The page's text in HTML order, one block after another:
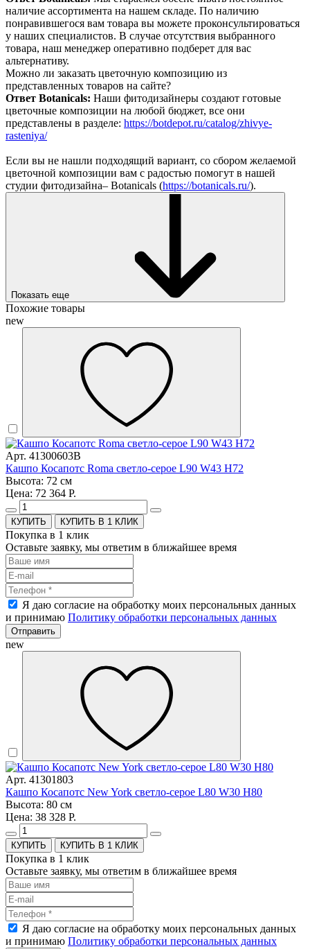
наличие ассортимента на нашем складе. По наличию
понравившегося вам товара вы можете проконсультироваться
у наших специалистов. В случае отсутствия выбранного
товара, наш менеджер оперативно подберет для вас
альтернативу.
Можно ли заказать цветочную композицию из
представленных товаров на сайте?
Ответ Botanicals: Наши фитодизайнеры создают готовые
цветочные композиции на любой бюджет, все они
представлены в разделе: https://botdepot.ru/catalog/zhivye-
rasteniya/
Если вы не нашли подходящий вариант, со сбором желаемой
цветочной композиции вам с радостью помогут в нашей
студии фитодизайна– Botanicals (https://botanicals.ru/).
Показать еще
Похожие товары
new
Арт. 41300603B
Кашпо Косапотс Roma светло-серое L90 W43 H72
Высота: 72 см
Цена: 72 364 Р.
КУПИТЬ В 1 КЛИК
Покупка в 1 клик
Оставьте заявку, мы ответим в ближайшее время
Я даю согласие на обработку моих персональных данных
и принимаю Политику обработки персональных данных
Отправить
new
Арт. 41301803
Кашпо Косапотс New York светло-серое L80 W30 H80
Высота: 80 см
Цена: 38 328 Р.
КУПИТЬ В 1 КЛИК
Покупка в 1 клик
Оставьте заявку, мы ответим в ближайшее время
Я даю согласие на обработку моих персональных данных
и принимаю Политику обработки персональных данных